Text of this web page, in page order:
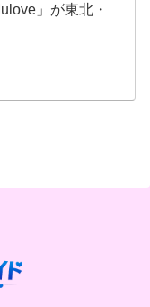
」が東北・